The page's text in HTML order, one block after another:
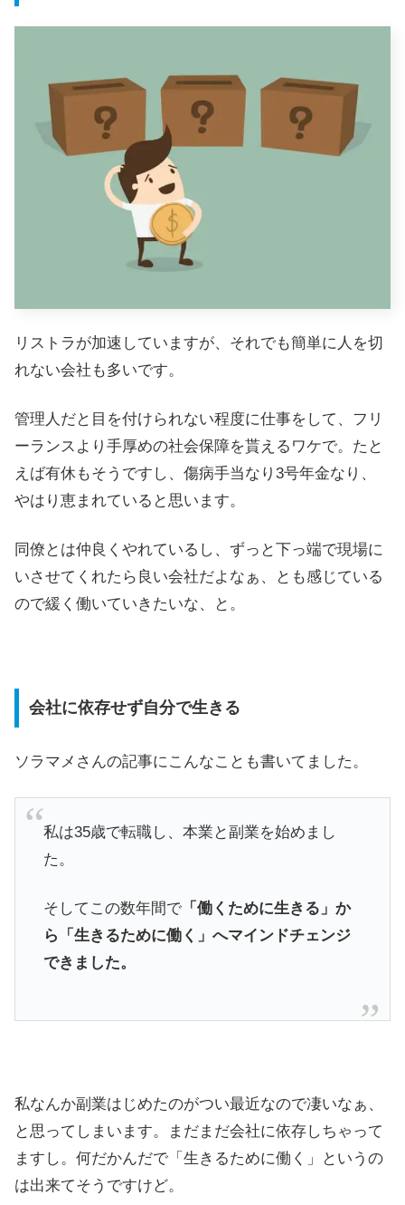
リストラが加速していますが、それでも簡単に人を切
れない会社も多いです。
管理人だと目を付けられない程度に仕事をして、フリ
ーランスより手厚めの社会保障を貰えるワケで。たと
えば有休もそうですし、傷病手当なり3号年金なり、
やはり恵まれていると思います。
同僚とは仲良くやれているし、ずっと下っ端で現場に
いさせてくれたら良い会社だよなぁ、とも感じている
ので緩く働いていきたいな、と。
会社に依存せず自分で生きる
ソラマメさんの記事にこんなことも書いてました。
私は35歳で転職し、本業と副業を始めまし
た。
そしてこの数年間で「働くために生きる」か
ら「生きるために働く」へマインドチェンジ
できました。
私なんか副業はじめたのがつい最近なので凄いなぁ、
と思ってしまいます。まだまだ会社に依存しちゃって
ますし。何だかんだで「生きるために働く」というの
は出来てそうですけど。